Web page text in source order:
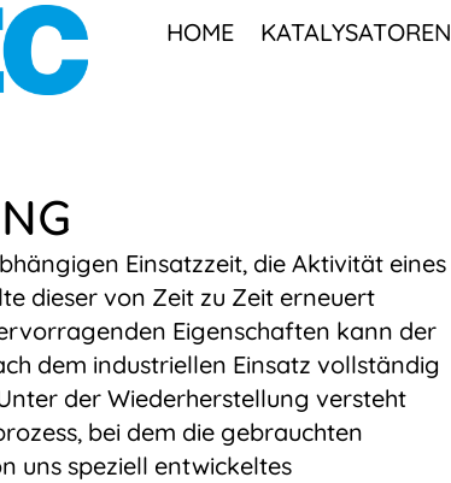
HOME KATALYSATOREN
Einsatzzeit, die Aktivität eines
dieser von Zeit zu Zeit erneuert
Eigenschaften kann der
dem industriellen Einsatz vollständig
der Wiederherstellung versteht
bei dem die gebrauchten
uns speziell entwickeltes